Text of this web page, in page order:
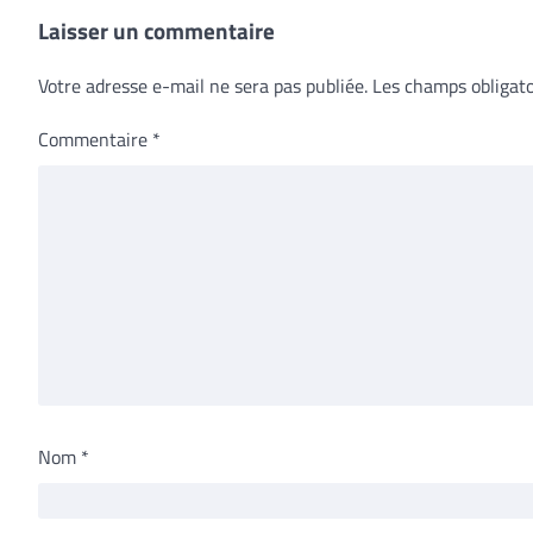
Laisser un commentaire
Votre adresse e-mail ne sera pas publiée. Les champs
Commentaire *
Nom *